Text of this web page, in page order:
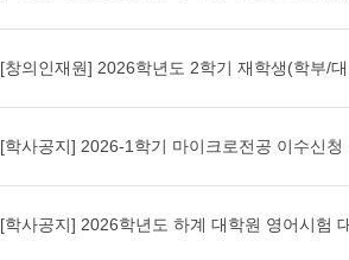
[창의인재원] 2026학년도 2학기 재학생(학부/
[학사공지] 2026-1학기 마이크로전공 이수신
[학사공지] 2026학년도 하계 대학원 영어시험